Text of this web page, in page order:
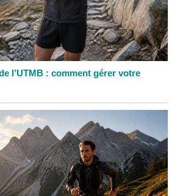
l’UTMB : comment gérer votre